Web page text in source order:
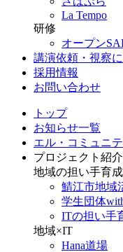
La Tempo
研修
オープン
講演依頼・視察
採用情報
お問い合わせ
トップ
お知らせ一覧
エル・コミュニ
プロジェクト紹介
地域の担い手育成
鯖江市地域
学生団体
ITの担い手
地域×IT
Hana道場